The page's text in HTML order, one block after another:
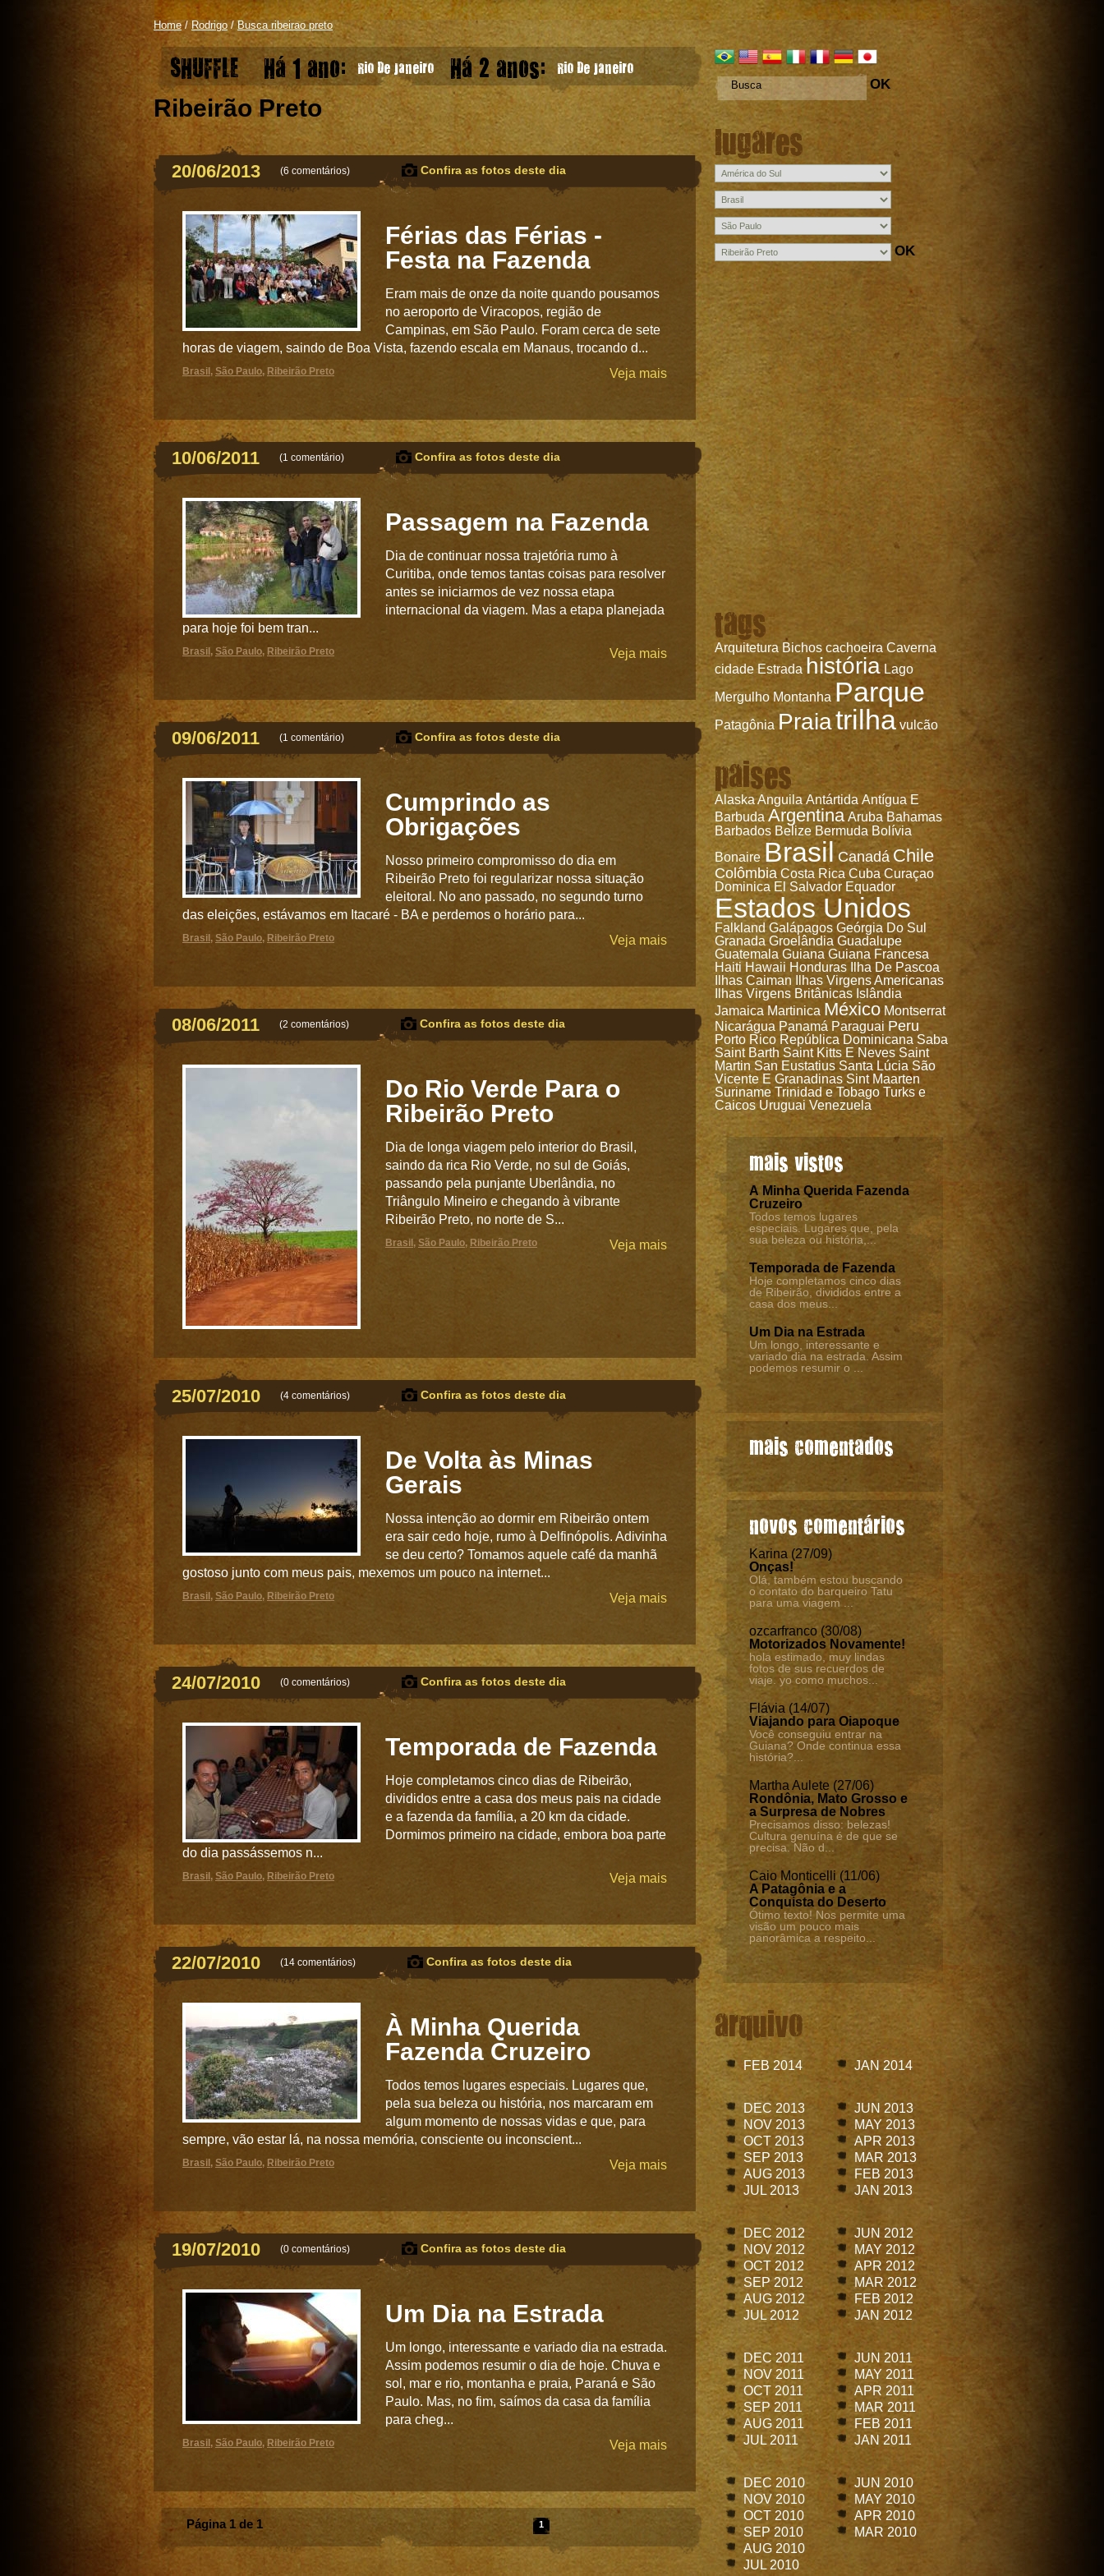
Home/ Rodrigo /Busca ribeirao preto
OK
lugares
OK
tags
Arquitetura Bichos cachoeira Caverna
cidade Estrada história Lago
Mergulho Montanha Parque
Patagônia Praiatrilha vulcão
paises
AlaskaAnguila Antártida Antígua E
Barbuda Argentina Aruba Bahamas
Barbados Belize Bermuda Bolívia
Bonaire Brasil Canadá Chile
Colômbia Costa Rica Cuba Curaçao
Dominica El Salvador Equador
Estados Unidos
Falkland Galápagos Geórgia Do Sul
Granada Groelândia Guadalupe
Guatemala Guiana Guiana Francesa
Haiti Hawaii Honduras Ilha De Pascoa
Ilhas Caiman
Ilhas Virgens Americanas
Ilhas Virgens Britânicas Islândia
Jamaica Martinica México Montserrat
Nicarágua Panamá Paraguai Peru
Porto Rico República Dominicana Saba
Saint Barth Saint Kitts E Neves Saint
Martin San Eustatius Santa Lúcia São
Vicente E Granadinas Sint Maarten
Suriname Trinidad e Tobago Turks e
Caicos Uruguai Venezuela
mais vistos
À Minha Querida Fazenda
Cruzeiro
Todos temos lugares
especiais. Lugares que, pela
sua beleza ou história,...
Temporada de Fazenda
Hoje completamos cinco dias
de Ribeirão, divididos entre a
casa dos meus...
Um Dia na Estrada
Um longo, interessante e
variado dia na estrada. Assim
podemos resumir o ...
mais comentados
novos comentários
Karina (27/09)
Onças!
Olá, também estou buscando
o contato do barqueiro Tatu
para uma viagem ...
ozcarfranco (30/08)
Motorizados Novamente!
hola estimado, muy lindas
fotos de sus recuerdos de
viaje. yo como muchos...
Flávia (14/07)
Viajando para Oiapoque
Você conseguiu entrar na
Guiana? Onde continua essa
história?...
Martha Aulete (27/06)
Rondônia, Mato Grosso e
a Surpresa de Nobres
Precisamos disso: belezas!
Cultura genuína é de que se
precisa. Não d...
Caio Monticelli (11/06)
A Patagônia e a
Conquista do Deserto
Ótimo texto! Nos permite uma
visão um pouco mais
panorâmica a respeito...
arquivo
FEB 2014 JAN 2014
DEC 2013
NOV 2013
OCT 2013
SEP 2013
AUG 2013
JUL 2013
JUN 2013
MAY 2013
APR 2013
MAR 2013
FEB 2013
JAN 2013
DEC 2012
NOV 2012
OCT 2012
SEP 2012
AUG 2012
JUL 2012
JUN 2012
MAY 2012
APR 2012
MAR 2012
FEB 2012
JAN 2012
DEC 2011
NOV 2011
OCT 2011
SEP 2011
AUG 2011
JUL 2011
JUN 2011
MAY 2011
APR 2011
MAR 2011
FEB 2011
JAN 2011
DEC 2010
NOV 2010
OCT 2010
SEP 2010
AUG 2010
JUL 2010
JUN 2010
MAY 2010
APR 2010
MAR 2010
SHUFFLE Há 1 ano: Rio De Janeiro Há 2 anos: Rio De Janeiro
Ribeirão Preto
20/06/2013 (6 comentários) Confira as fotos deste dia
Férias das Férias -
Festa na Fazenda
Eram mais de onze da noite quando pousamos
no aeroporto de Viracopos, região de
Campinas, em São Paulo. Foram cerca de sete
horas de viagem, saindo de Boa Vista, fazendo escala em Manaus, trocando d...
Veja mais
Brasil , São Paulo, Ribeirão Preto
10/06/2011 (1 comentário) Confira as fotos deste dia
Passagem na Fazenda
Dia de continuar nossa trajetória rumo à
Curitiba, onde temos tantas coisas para resolver
antes se iniciarmos de vez nossa etapa
internacional da viagem. Mas a etapa planejada
para hoje foi bem tran...
Veja mais
Brasil , São Paulo, Ribeirão Preto
09/06/2011 (1 comentário) Confira as fotos deste dia
Cumprindo as
Obrigações
Nosso primeiro compromisso do dia em
Ribeirão Preto foi regularizar nossa situação
eleitoral. No ano passado, no segundo turno
das eleições, estávamos em Itacaré - BA e perdemos o horário para...
Veja mais
Brasil , São Paulo, Ribeirão Preto
08/06/2011 (2 comentários) Confira as fotos deste dia
Do Rio Verde Para o
Ribeirão Preto
Dia de longa viagem pelo interior do Brasil,
saindo da rica Rio Verde, no sul de Goiás,
passando pela punjante Uberlândia, no
Triângulo Mineiro e chegando à vibrante
Ribeirão Preto, no norte de S...
Veja mais
Brasil , São Paulo, Ribeirão Preto
25/07/2010 (4 comentários) Confira as fotos deste dia
De Volta às Minas
Gerais
Nossa intenção ao dormir em Ribeirão ontem
era sair cedo hoje, rumo à Delfinópolis. Adivinha
se deu certo? Tomamos aquele café da manhã
gostoso junto com meus pais, mexemos um pouco na internet...
Veja mais
Brasil , São Paulo, Ribeirão Preto
24/07/2010 (0 comentários) Confira as fotos deste dia
Temporada de Fazenda
Hoje completamos cinco dias de Ribeirão,
divididos entre a casa dos meus pais na cidade
e a fazenda da família, a 20 km da cidade.
Dormimos primeiro na cidade, embora boa parte
do dia passássemos n...
Veja mais
Brasil , São Paulo, Ribeirão Preto
22/07/2010 (14 comentários) Confira as fotos deste dia
À Minha Querida
Fazenda Cruzeiro
Todos temos lugares especiais. Lugares que,
pela sua beleza ou história, nos marcaram em
algum momento de nossas vidas e que, para
sempre, vão estar lá, na nossa memória, consciente ou inconscient...
Veja mais
Brasil , São Paulo, Ribeirão Preto
19/07/2010 (0 comentários) Confira as fotos deste dia
Um Dia na Estrada
Um longo, interessante e variado dia na estrada.
Assim podemos resumir o dia de hoje. Chuva e
sol, mar e rio, montanha e praia, Paraná e São
Paulo. Mas, no fim, saímos da casa da família
para cheg...
Veja mais
Brasil , São Paulo, Ribeirão Preto
1
Página 1 de 1